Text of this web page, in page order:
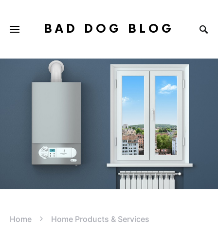
BAD DOG BLOG
Home Home Products & Services